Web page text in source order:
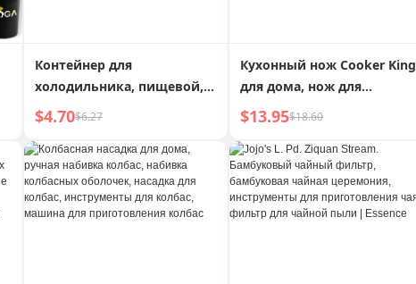
Контейнер для
холодильника, пищевой,
для морозильной камеры,
инструмент, для
приготовления пищи,
герметичный
$4.70$6.27
Кухонный нож Cooker King
для дома, нож для
нарезки, нож для резки
повара, острый нож, нож
для приготовления пищи,
ручка из палисандра,
композитная сталь,
$13.95$18.60